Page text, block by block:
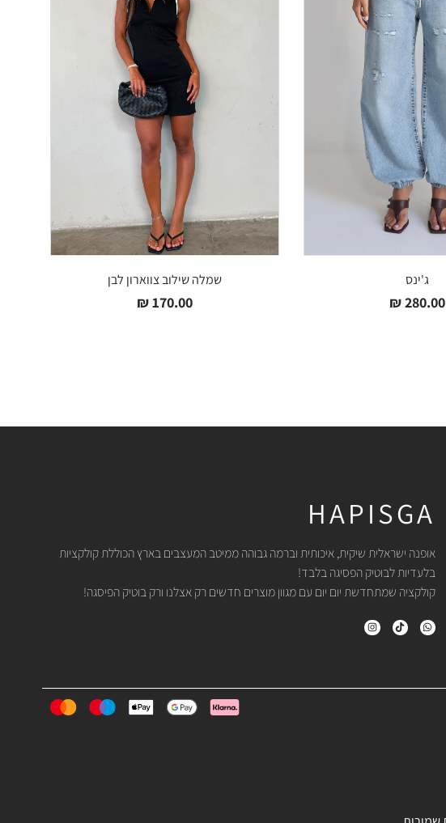
ג'ינס
280.00
₪
שמלה שילוב צווארון לבן
170.00
₪
HAPISGA
אופנה ישראלית שיקית, איכותית וברמה גבוהה ממיטב המעצבים בארץ הכוללת קולקציות
בלעדיות לבוטיק הפסיגה בלבד!
קולקציה שמתחדשת יום יום עם מגוון מוצרים חדשים רק אצלנו ורק בוטיק הפיסגה!